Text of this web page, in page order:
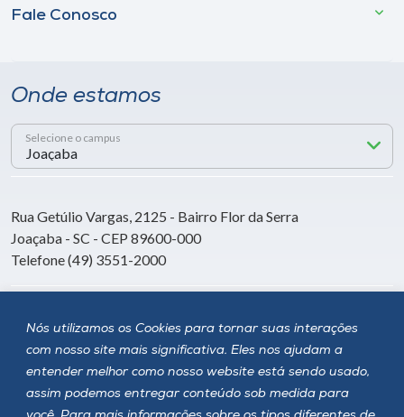
Nós utilizamos os Cookies para tornar suas interações
com nosso site mais significativa. Eles nos ajudam a
entender melhor como nosso website está sendo usado,
assim podemos entregar conteúdo sob medida para
Fale Conosco
Onde estamos
Selecione o campus
Rua Getúlio Vargas, 2125 - Bairro Flor da Serra
Joaçaba - SC - CEP 89600-000
Telefone (49) 3551-2000
Siga a Unoesc